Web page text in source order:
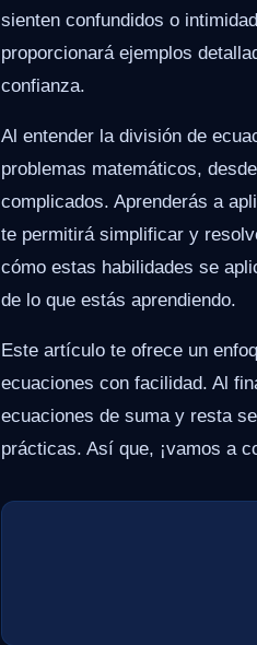
sienten confundidos o
proporcionará ejemplos
confianza.
Al entender la división de
problemas matemáticos,
complicados. Aprenderás a
te permitirá simplificar y
cómo estas habilidades se
de lo que estás aprendiendo.
Este artículo te ofrece un
ecuaciones con facilidad. Al
ecuaciones de suma y resta
prácticas. Así que, ¡vamos a